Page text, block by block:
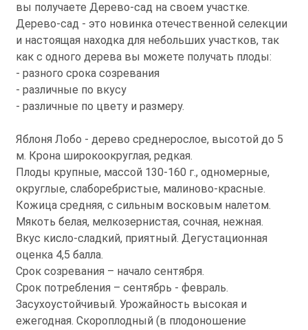
вы получаете Дерево-сад на своем участке.
Дерево-сад - это новинка отечественной селекции
и настоящая находка для небольших участков, так
как с одного дерева вы можете получать плоды:
- разного срока созревания
- различные по вкусу
- различные по цвету и размеру.
Яблоня Лобо - дерево среднерослое, высотой до 5
м. Крона широкоокруглая, редкая.
Плоды крупные, массой 130-160 г., одномерные,
округлые, слаборебристые, малиново-красные.
Кожица средняя, с сильным восковым налетом.
Мякоть белая, мелкозернистая, сочная, нежная.
Вкус кисло-сладкий, приятный. Дегустационная
оценка 4,5 балла.
Срок созревания – начало сентября.
Срок потребления – сентябрь - февраль.
Засухоустойчивый. Урожайность высокая и
ежегодная. Скороплодный (в плодоношение